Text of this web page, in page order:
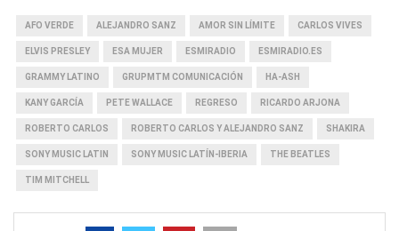
AFO VERDE ALEJANDRO SANZ AMOR SIN LÍMITE CARLOS VIVES
ELVIS PRESLEY ESA MUJER ESMIRADIO ESMIRADIO.ES
GRAMMY LATINO GRUPMTM COMUNICACIÓN HA-ASH
KANY GARCÍA PETE WALLACE REGRESO RICARDO ARJONA
ROBERTO CARLOS ROBERTO CARLOS Y ALEJANDRO SANZ SHAKIRA
SONY MUSIC LATIN SONY MUSIC LATÍN-IBERIA THE BEATLES
TIM MITCHELL